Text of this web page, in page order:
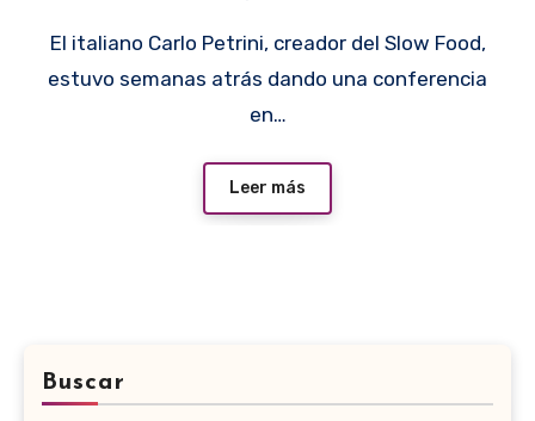
El italiano Carlo Petrini, creador del Slow Food,
estuvo semanas atrás dando una conferencia
en…
Leer más
Buscar